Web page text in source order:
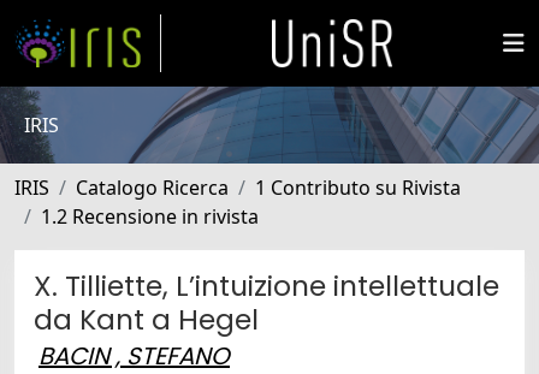
IRIS
IRIS Catalogo Ricerca
1 Contributo su Rivista
1.2 Recensione in rivista
X. Tilliette, L’intuizione intellettuale
da Kant a Hegel
BACIN , STEFANO